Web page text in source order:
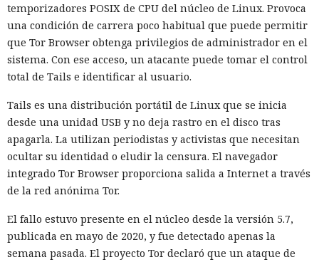
temporizadores POSIX de CPU del núcleo de Linux. Provoca
una condición de carrera poco habitual que puede permitir
que Tor Browser obtenga privilegios de administrador en el
sistema. Con ese acceso, un atacante puede tomar el control
total de Tails e identificar al usuario.
Tails es una distribución portátil de Linux que se inicia
desde una unidad USB y no deja rastro en el disco tras
apagarla. La utilizan periodistas y activistas que necesitan
ocultar su identidad o eludir la censura. El navegador
integrado Tor Browser proporciona salida a Internet a través
de la red anónima Tor.
El fallo estuvo presente en el núcleo desde la versión 5.7,
publicada en mayo de 2020, y fue detectado apenas la
semana pasada. El proyecto Tor declaró que un ataque de